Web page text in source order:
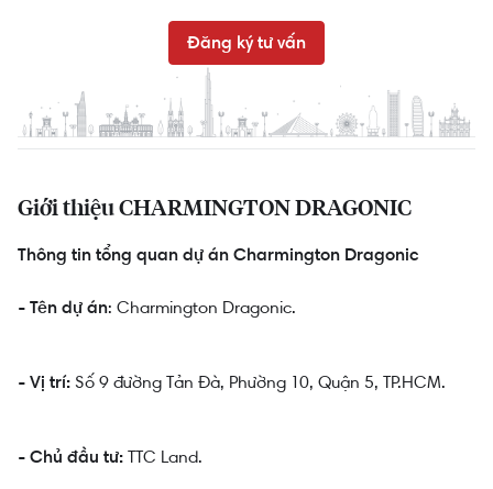
Đăng ký tư vấn
Giới thiệu CHARMINGTON DRAGONIC
Thông tin tổng quan dự án Charmington Dragonic
- Tên dự án: Charmington Dragonic.
- Vị trí: Số 9 đường Tản Đà, Phường 10, Quận 5, TP.HCM.
- Chủ đầu tư: TTC Land.